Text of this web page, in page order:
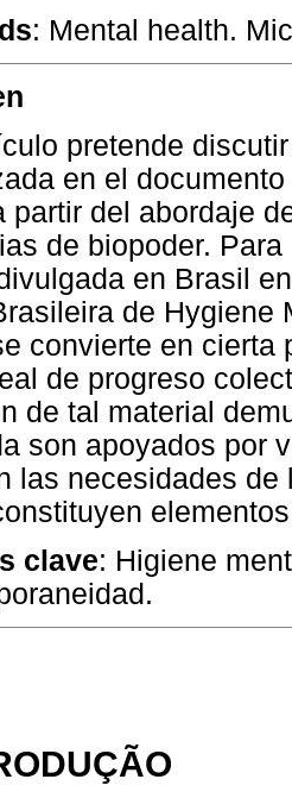
: Mental health.
pretende
en el documento
partir del abordaje
de biopoder.
en Brasil
de Hygiene
convierte en cierta
de progreso
de tal material
son apoyados por
las necesidades
clave: Higiene